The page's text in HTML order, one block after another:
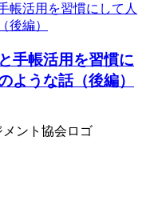
手帳活用を習慣に
ような話（後編）